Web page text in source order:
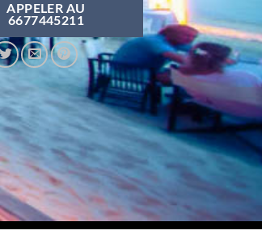
APPELER AU
6677445211